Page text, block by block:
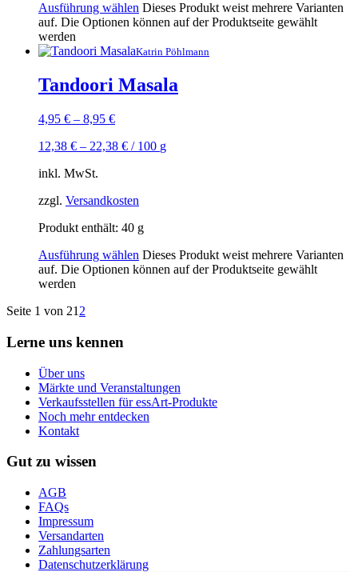
Ausführung wählen Dieses Produkt weist mehrere Varianten
auf. Die Optionen können auf der Produktseite gewählt
werden
Katrin Pöhlmann
Tandoori Masala
4,95 € – 8,95 €
12,38 € – 22,38 € / 100 g
inkl. MwSt.
zzgl. Versandkosten
Produkt enthält: 40 g
Ausführung wählen Dieses Produkt weist mehrere Varianten
auf. Die Optionen können auf der Produktseite gewählt
werden
Seite 1 von 21 2
Lerne uns kennen
Über uns
Märkte und Veranstaltungen
Verkaufsstellen für essArt-Produkte
Noch mehr entdecken
Kontakt
Gut zu wissen
AGB
FAQs
Impressum
Versandarten
Zahlungsarten
Datenschutzerklärung